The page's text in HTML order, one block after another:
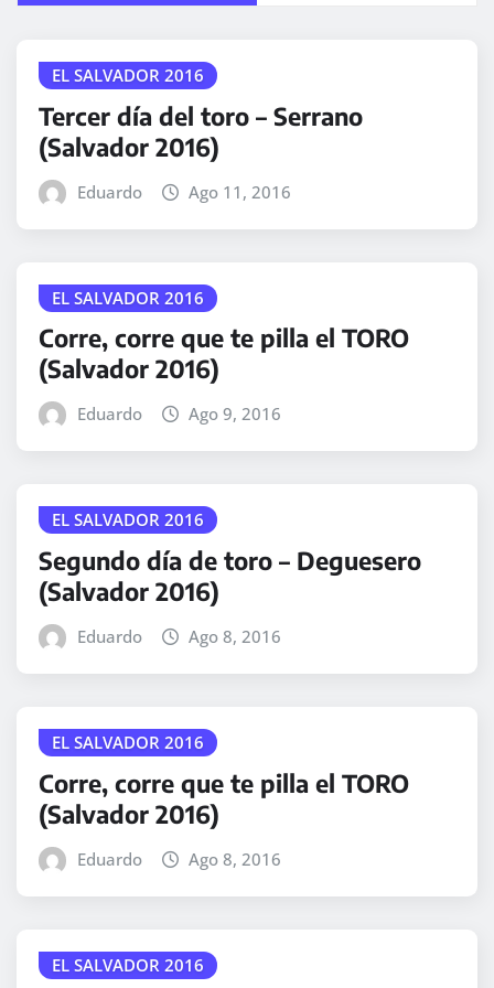
EL SALVADOR 2016
Tercer día del toro – Serrano
(Salvador 2016)
Eduardo Ago 11, 2016
EL SALVADOR 2016
Corre, corre que te pilla el TORO
(Salvador 2016)
Eduardo Ago 9, 2016
EL SALVADOR 2016
Segundo día de toro – Deguesero
(Salvador 2016)
Eduardo Ago 8, 2016
EL SALVADOR 2016
Corre, corre que te pilla el TORO
(Salvador 2016)
Eduardo Ago 8, 2016
EL SALVADOR 2016